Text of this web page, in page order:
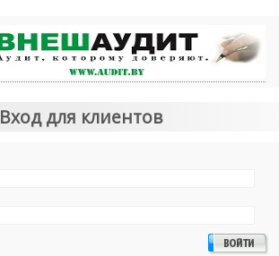
Вход для клиентов